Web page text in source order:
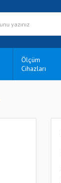
Ölçüm
Cihazları